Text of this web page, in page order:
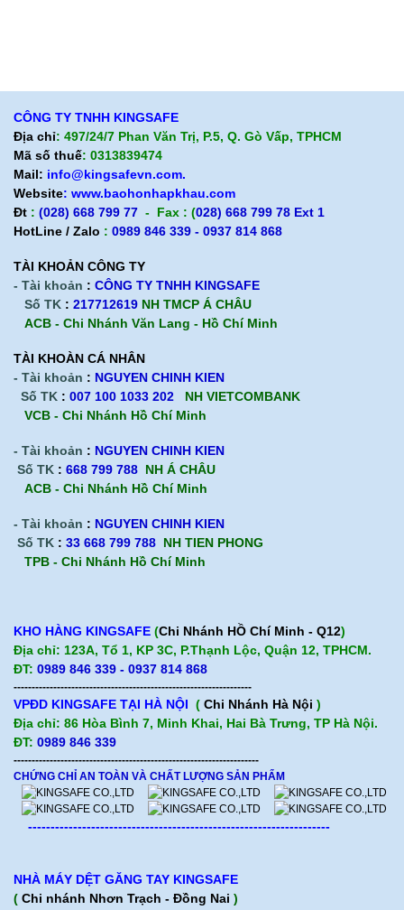
CÔNG TY TNHH KINGSAFE
Địa chỉ: 497/24/7 Phan Văn Trị, P.5, Q. Gò Vấp, TPHCM
Mã số thuế: 0313839474
Mail: info@kingsafevn.com.
Website: www.baohonhapkhau.com
Đt : (028) 668 799 77 - Fax : (028) 668 799 78 Ext 1
HotLine / Zalo : 0989 846 339 - 0937 814 868
TÀI KHOẢN CÔNG TY
- Tài khoản : CÔNG TY TNHH KINGSAFE
Số TK : 217712619 NH TMCP Á CHÂU
ACB - Chi Nhánh Văn Lang - Hồ Chí Minh
TÀI KHOÀN CÁ NHÂN
- Tài khoản : NGUYEN CHINH KIEN
Số TK : 007 100 1033 202
NH VIETCOMBANK
VCB - Chi Nhánh Hồ Chí Minh
- Tài khoản : NGUYEN CHINH KIEN
Số TK : 668 799 788 NH Á CHÂU
ACB - Chi Nhánh Hồ Chí Minh
- Tài khoản : NGUYEN CHINH KIEN
Số TK : 33 668 799 788 NH TIEN PHONG
TPB - Chi Nhánh Hồ Chí Minh
KHO HÀNG KINGSAFE (Chi Nhánh HỒ Chí Minh - Q12)
Địa chỉ: 123A, Tổ 1, KP 3C, P.Thạnh Lộc, Quận 12, TPHCM.
ĐT: 0989 846 339 - 0937 814 868
------------------------------------------------------------------
VPĐD KINGSAFE TẠI HÀ NỘI ( Chi Nhánh Hà Nội )
Địa chỉ: 86 Hòa Bình 7, Minh Khai, Hai Bà Trưng, TP Hà Nội.
ĐT: 0989 846 339
--------------------------------------------------------------------
CHỨNG CHỈ AN TOÀN VÀ CHẤT LƯỢNG SẢN PHẨM
-------------------------------------------------------------------
NHÀ MÁY DỆT GĂNG TAY KINGSAFE
( Chi nhánh Nhơn Trạch - Đồng Nai )